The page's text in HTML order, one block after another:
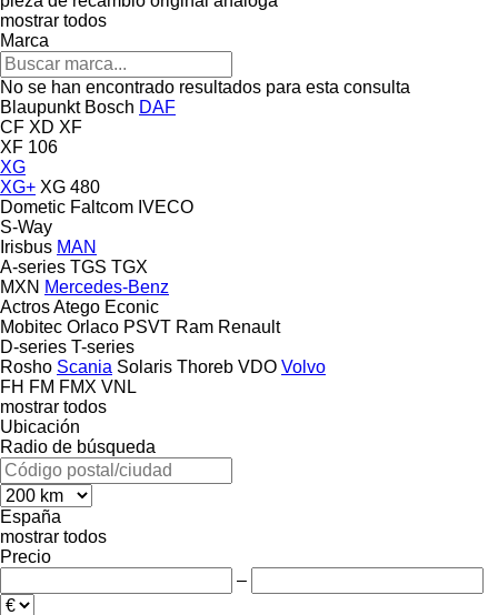
mostrar todos
Marca
No se han encontrado resultados para esta consulta
Blaupunkt Bosch DAF
CF XD XF
XF 106
XG
XG+ XG 480
Dometic Faltcom IVECO
S-Way
Irisbus MAN
A-series TGS TGX
MXN Mercedes-Benz
ActrosAtego Econic
Mobitec Orlaco PSVT Ram Renault
D-series T-series
Rosho Scania Solaris Thoreb VDO Volvo
FH FM FMX VNL
mostrar todos
Ubicación
Radio de búsqueda
España
mostrar todos
Precio
–